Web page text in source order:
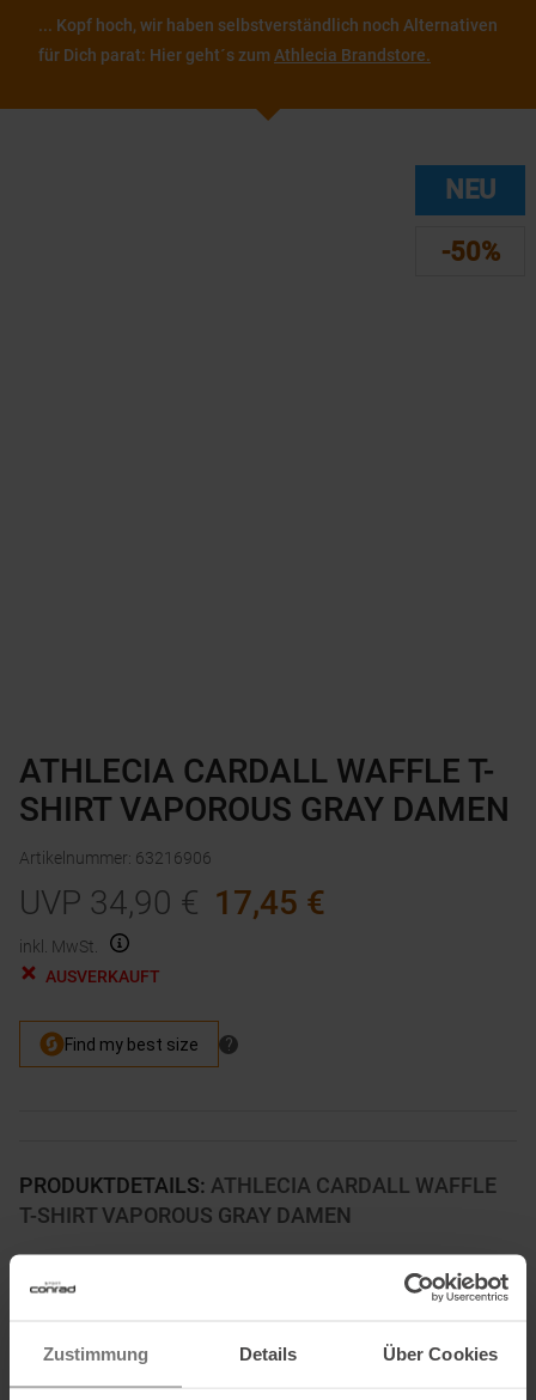
Zustimmung Details Über Cookies
... Kopf hoch, wir haben selbstverständlich noch Alternativen
für Dich parat: Hier geht´s zum Athlecia Brandstore.
NEU
-50%
PRODUKTDETAILS: ATHLECIA CARDALL WAFFLE
T-SHIRT VAPOROUS GRAY DAMEN
Das Athlecia Cardall Waffle T-Shirt ist ein echtes Wohlfühlteil für
entspannte Stunden und moderne Cozy-Looks. Die superweiche
sondern sorgt zusammen mit der kuschligen Terry-Innenseite für
ein besonders angenehmes Tragegefühl. Der hochwertige
ATHLECIA CARDALL WAFFLE T-
SHIRT VAPOROUS GRAY DAMEN
Artikelnummer: 63216906
UVP 34,90 € 17,45 €
inkl. MwSt.
AUSVERKAUFT